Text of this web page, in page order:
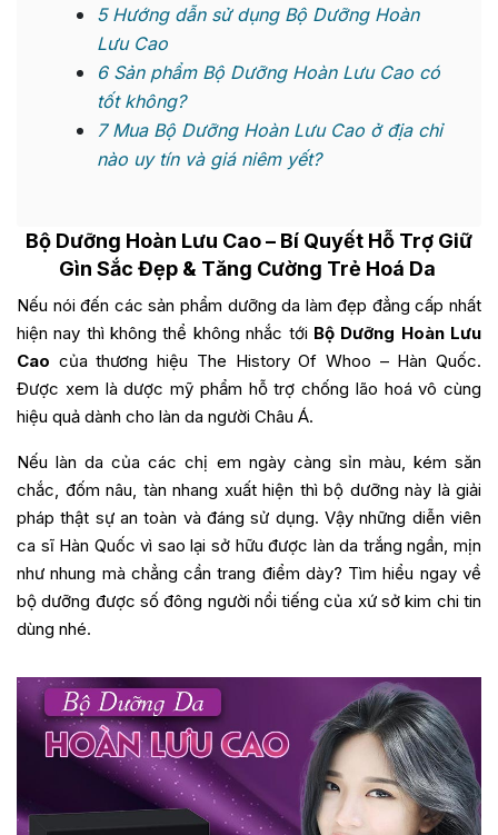
5Hướng dẫn sử dụng Bộ Dưỡng Hoàn
Lưu Cao
6Sản phẩm Bộ Dưỡng Hoàn Lưu Cao có
tốt không?
7Mua Bộ Dưỡng Hoàn Lưu Cao ở địa chỉ
nào uy tín và giá niêm yết?
Bộ Dưỡng Hoàn Lưu Cao– Bí Quyết Hỗ Trợ Giữ
Gìn Sắc Đẹp & Tăng Cường Trẻ Hoá Da
Nếu nói đến các sản phẩm dưỡng da làm đẹp đẳng cấp nhất
hiện nay thì không thể không nhắc tới Bộ Dưỡng Hoàn Lưu
Cao của thương hiệu The History Of Whoo – Hàn Quốc.
Được xem là dược mỹ phẩm hỗ trợ chống lão hoá vô cùng
hiệu quả dành cho làn da người Châu Á.
Nếu làn da của các chị em ngày càng sỉn màu, kém săn
chắc, đốm nâu, tàn nhang xuất hiện thì bộ dưỡng này là giải
pháp thật sự an toàn và đáng sử dụng. Vậy những diễn viên
ca sĩ Hàn Quốc vì sao lại sở hữu được làn da trắng ngần, mịn
như nhung mà chẳng cần trang điểm dày? Tìm hiểu ngay về
bộ dưỡng được số đông người nổi tiếng của xứ sở kim chi tin
dùng nhé.